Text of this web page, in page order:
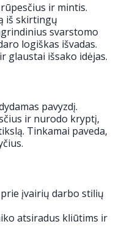
ir mintis.
iš skirtingų
svarstomo
logiškas išvadas.
glaustai išsako idėjas.
pavyzdį.
ir nurodo kryptį,
Tinkamai paveda,
įvairių darbo stilių
atsiradus kliūtims ir